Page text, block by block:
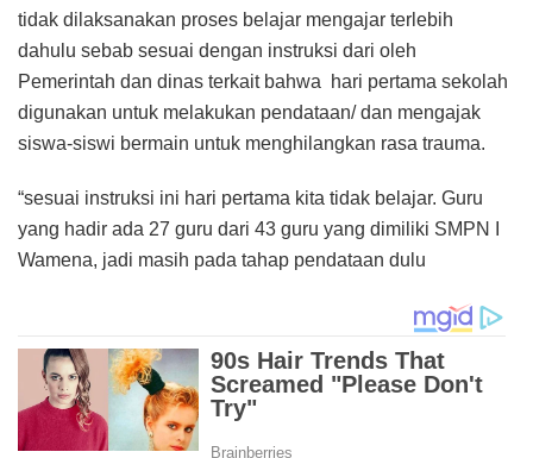
tidak dilaksanakan proses belajar mengajar terlebih
dahulu sebab sesuai dengan instruksi dari oleh
Pemerintah dan dinas terkait bahwa hari pertama sekolah
digunakan untuk melakukan pendataan/ dan mengajak
siswa-siswi bermain untuk menghilangkan rasa trauma.
“sesuai instruksi ini hari pertama kita tidak belajar. Guru
yang hadir ada 27 guru dari 43 guru yang dimiliki SMPN I
Wamena, jadi masih pada tahap pendataan dulu